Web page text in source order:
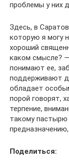
проблемы у них
Здесь, в
которую я могу
хороший
каком смысле?
понимают ее,
поддерживают
обладает
порой говорят,
терпение,
такому
Поделиться: